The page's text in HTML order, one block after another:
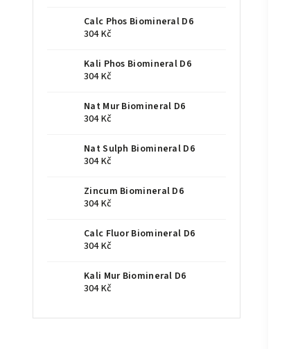
Calc Phos Biomineral D6
304 Kč
Kali Phos Biomineral D6
304 Kč
Nat Mur Biomineral D6
304 Kč
Nat Sulph Biomineral D6
304 Kč
Zincum Biomineral D6
304 Kč
Calc Fluor Biomineral D6
304 Kč
Kali Mur Biomineral D6
304 Kč